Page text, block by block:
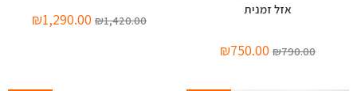
אזל זמנית
₪790.00
₪750.00
₪1,420.00
₪1,290.00